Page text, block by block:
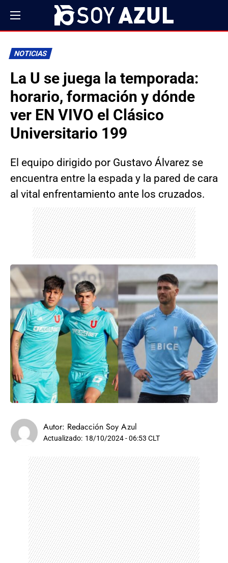
NOTICIAS
La U se juega la temporada:
horario, formación y dónde
ver EN VIVO el Clásico
Universitario 199
El equipo dirigido por Gustavo Álvarez se
encuentra entre la espada y la pared de cara
al vital enfrentamiento ante los cruzados.
Autor: Redacción Soy Azul
Actualizado: 18/10/2024 - 06:53 CLT